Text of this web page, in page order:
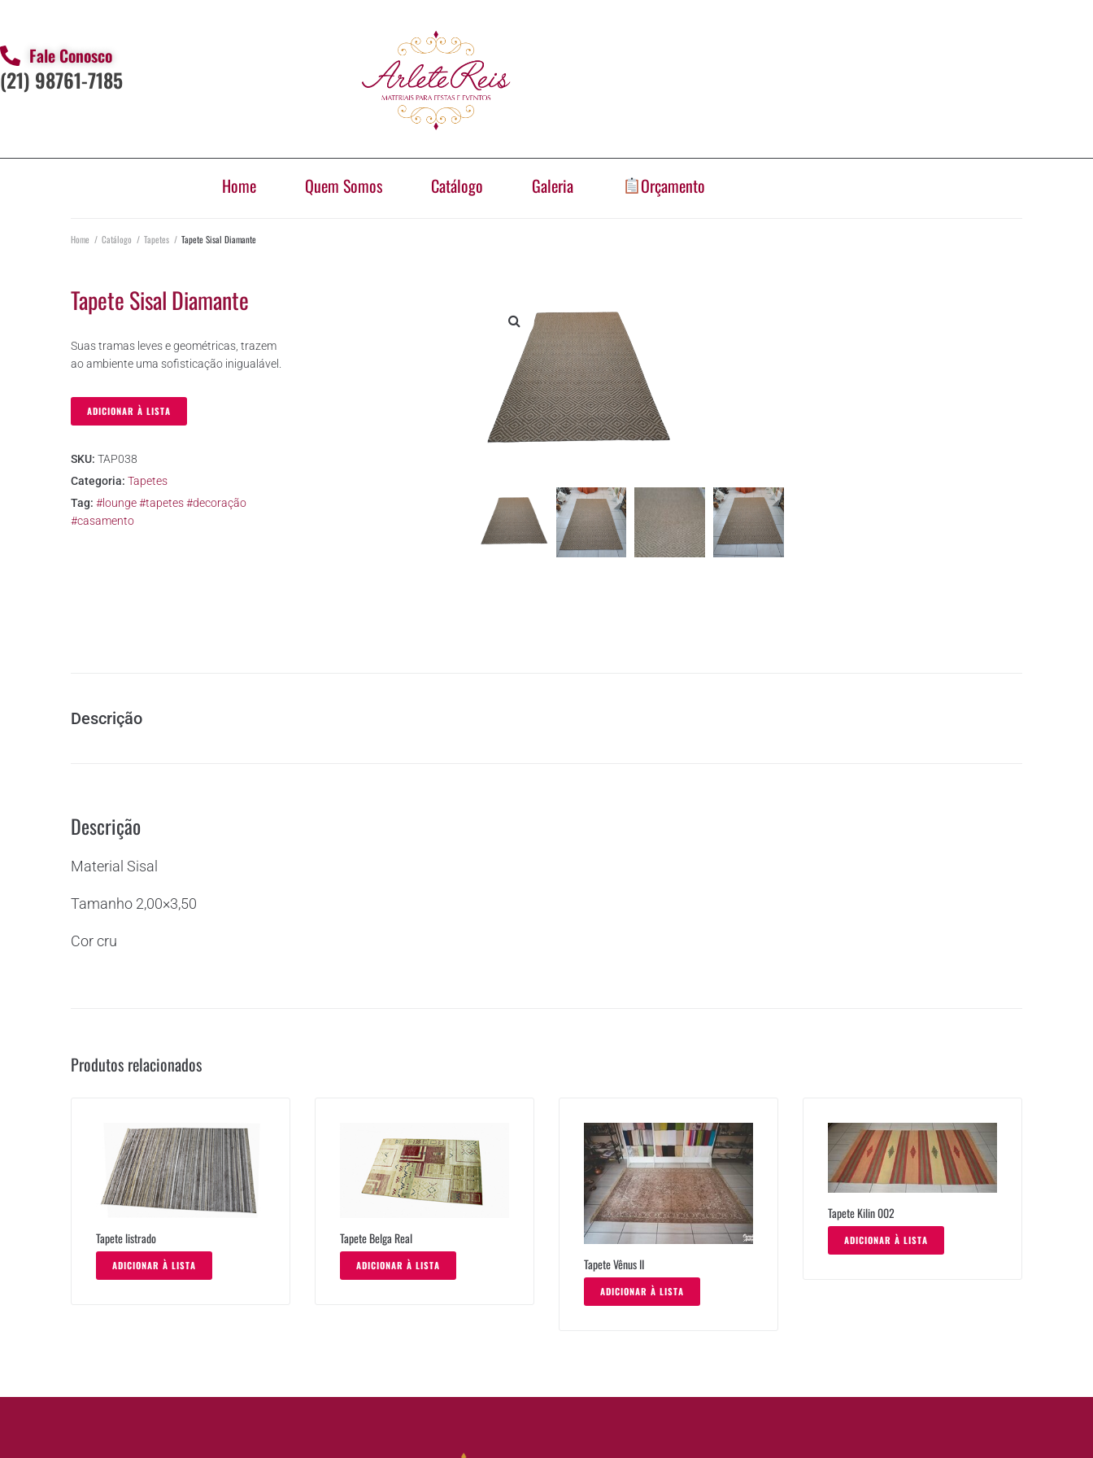
Fale Conosco
(21) 98761-7185
Home Quem Somos Catálogo Galeria Orçamento
Home / Catálogo / Tapetes / Tapete Sisal Diamante
Tapete Sisal Diamante
Suas tramas leves e geométricas, trazem
ao ambiente uma sofisticação inigualável.
ADICIONAR À LISTA
SKU: TAP038
Categoria: Tapetes
Tag: #lounge #tapetes #decoração
#casamento
Descrição
Descrição
Material Sisal
Tamanho 2,00×3,50
Cor cru
Produtos relacionados
Tapete listrado
ADICIONAR À LISTA
Tapete Belga Real
ADICIONAR À LISTA Tapete Vênus II
ADICIONAR À LISTA
Tapete Kilin 002
ADICIONAR À LISTA